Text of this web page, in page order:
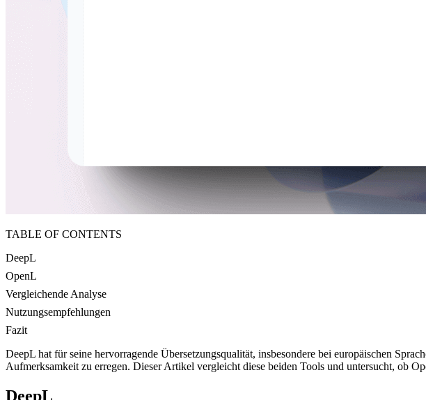
TABLE OF CONTENTS
DeepL
OpenL
Vergleichende Analyse
Nutzungsempfehlungen
Fazit
DeepL hat für seine hervorragende Übersetzungsqualität, insbesondere bei europäischen
Aufmerksamkeit zu erregen. Dieser Artikel vergleicht diese beiden Tools und untersucht, ob
DeepL